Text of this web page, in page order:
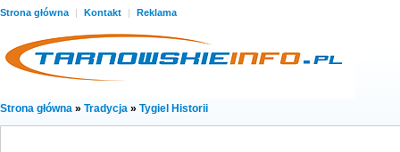
Strona główna | Kontakt | Reklama
Strona główna » Tradycja » Tygiel Historii